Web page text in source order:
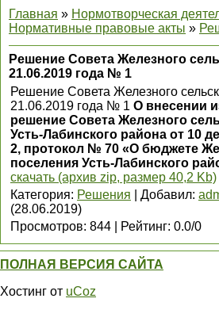
Главная » Нормотворческая
Нормативные правовые акты »
Решение Совета Железного
21.06.2019 года № 1
Решение Совета Железного
21.06.2019 года № 1 О внесении
решение Совета Железного
Усть-Лабинского района от 10
2, протокол № 70 «О бюджете
поселения Усть-Лабинского
скачать (архив zip, размер 40,2 Kb)
Категория: Решения Добавил:
(28.06.2019)
Просмотров: 844 Рейтинг: 0.0/0
ПОЛНАЯ ВЕРСИЯ САЙТА
Хостинг от uCoz